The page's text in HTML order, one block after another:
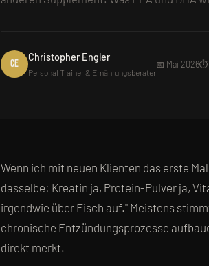
CE
Christopher Engler
Personal Trainer & Ernährungsberater
📅 Mai 2026⏱️
Wenn ich mit neuen Klienten das erste
dasselbe: Kreatin ja, Protein-Pulver ja,
irgendwie über Fisch auf." Meistens
chronische Entzündungsprozesse
direkt merkt.